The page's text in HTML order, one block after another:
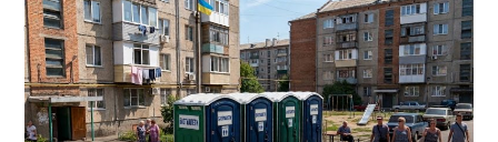
Днестр рекордно обмелел: одесситов просят срочно
экономить воду
2
29-07-2026 в 19:28
ВИБОР РЕДАКЦИИ